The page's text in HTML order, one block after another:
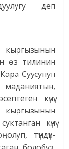
деп
кыргызынын
өз тилинин
Суусунун
күнү,
күнү
түндүк-